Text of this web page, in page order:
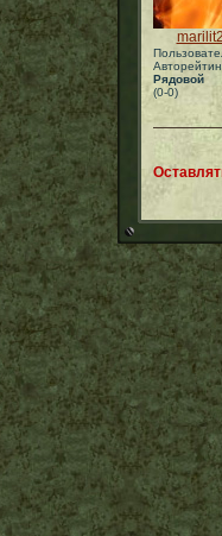
Рядовой
(0-0)